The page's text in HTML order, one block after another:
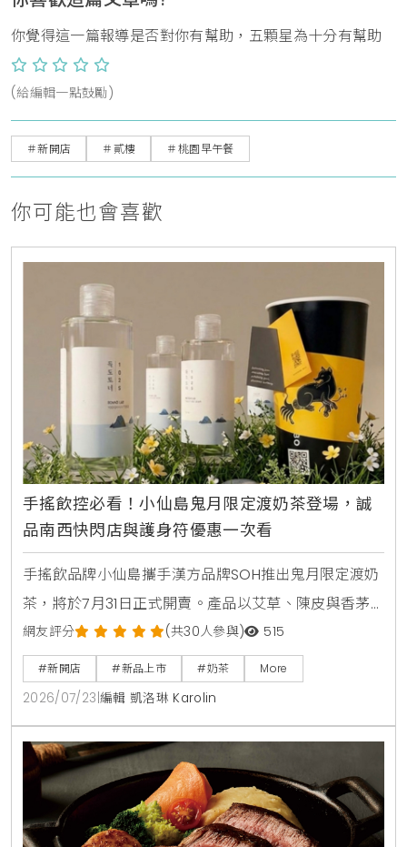
你覺得這一篇報導是否對你有幫助，五顆星為十分有幫助
(給編輯一點鼓勵)
＃新開店 ＃貳樓 ＃桃園早午餐
你可能也會喜歡
手搖飲控必看！小仙島鬼月限定渡奶茶登場，誠
品南西快閃店與護身符優惠一次看
手搖飲品牌小仙島攜手漢方品牌SOH推出鬼月限定渡奶
茶，將於7月31日正式開賣。產品以艾草、陳皮與香茅
等草本食材入茶，帶給讀者清爽去悶的全新風味。同步
登場的還有誠品生活台北南西店快閃店，以及與
Allumer Dessert合作的中秋甜點禮盒，提供豐富的生
活體驗與門市優惠。
網友評分 (共30人參與) 515
#新開店 #新品上市 #奶茶 More
2026/07/23 編輯 凱洛琳 Karolin